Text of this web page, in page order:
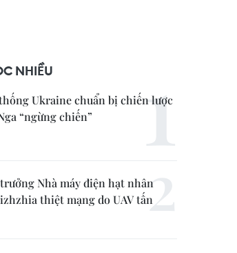
NHIỀU
Ukraine chuẩn bị chiến lược
“ngừng chiến”
Nhà máy điện hạt nhân
thiệt mạng do UAV tấn